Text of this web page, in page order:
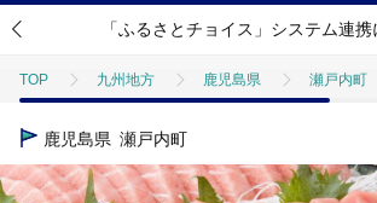
「ふるさとチョイス」システム連
TOP 九州地方 鹿児島県 瀬戸内町
TOP
鹿児島県 瀬戸内町